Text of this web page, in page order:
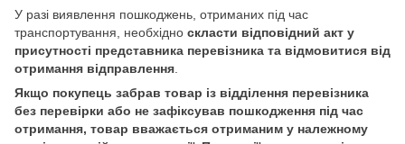
У разі виявлення пошкоджень, отриманих під час
транспортування, необхідно скласти відповідний акт у
присутності представника перевізника та відмовитися від
отримання відправлення
Якщо покупець забрав товар із відділення перевізника
без перевірки або не зафіксував пошкодження під час
отримання, товар вважається отриманим у належному